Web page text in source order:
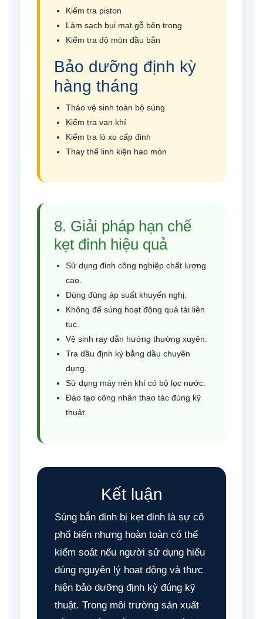
Kiểm tra piston
Làm sạch bụi mạt gỗ bên trong
Kiểm tra độ mòn đầu bắn
Bảo dưỡng định kỳ
hàng tháng
Tháo vệ sinh toàn bộ súng
Kiểm tra van khí
Kiểm tra lò xo cấp đinh
Thay thế linh kiện hao mòn
8. Giải pháp hạn chế
kẹt đinh hiệu quả
Sử dụng đinh công nghiệp chất lượng
cao.
Dùng đúng áp suất khuyến nghị.
Không để súng hoạt động quá tải liên
tục.
Vệ sinh ray dẫn hướng thường xuyên.
Tra dầu định kỳ bằng dầu chuyên
dụng.
Sử dụng máy nén khí có bộ lọc nước.
Đào tạo công nhân thao tác đúng kỹ
thuật.
Kết luận
Súng bắn đinh bị kẹt đinh là sự cố
phổ biến nhưng hoàn toàn có thể
kiểm soát nếu người sử dụng hiểu
đúng nguyên lý hoạt động và thực
hiện bảo dưỡng định kỳ đúng kỹ
thuật. Trong môi trường sản xuất